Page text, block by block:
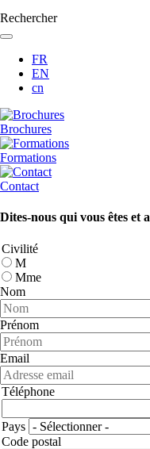
Rechercher
FR
EN
cn
Brochures
Formations
Contact
Dites-nous qui vous êtes et
Civilité
M
Mme
Nom
Prénom
Email
Téléphone
Adresse
Pays
Code postal